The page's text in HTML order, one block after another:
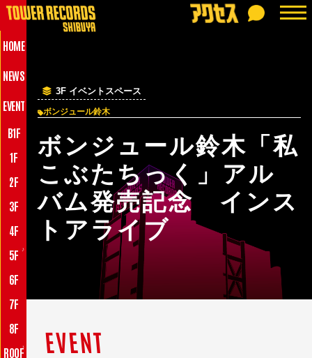
HOME
NEWS
EVENT
B1F
1F
2F
3F
4F
5F
♪
6F
7F
8F
ROOF♪
3F イベントスペース
ボンジュール鈴木
ボンジュール鈴木「私
こぶたちっく」アル
バム発売記念 インス
トアライブ
EVENT